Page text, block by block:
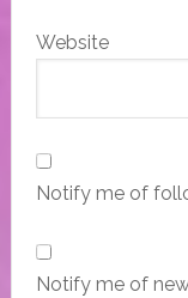
Website
Notify me of
Notify me of